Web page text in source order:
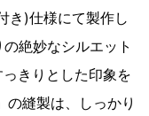
き)仕様にて製作し
絶妙なシルエット
きりとした印象を
縫製は、しっかり